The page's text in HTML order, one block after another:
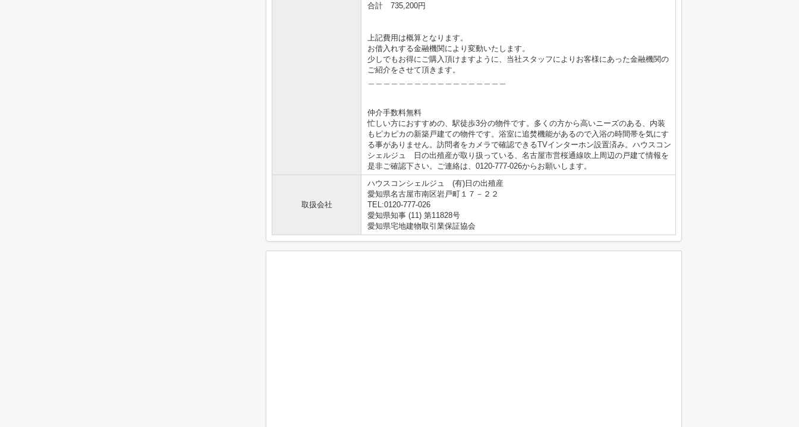
合計 735,200円
上記費用は概算となります。
お借入れする金融機関により変動いたします。
少しでもお得にご購入頂けますように、当社スタッフによりお客様にあった金融機関の
ご紹介をさせて頂きます。
仲介手数料無料
忙しい方におすすめの、駅徒歩3分の物件です。多くの方から高いニーズのある、内装
もピカピカの新築戸建ての物件です。浴室に追焚機能があるので入浴の時間帯を気にす
る事がありません。訪問者をカメラで確認できるTVインターホン設置済み。ハウスコン
シェルジュ 日の出殖産が取り扱っている、名古屋市営桜通線吹上周辺の戸建て情報を
是非ご確認下さい。ご連絡は、0120-777-026からお願いします。
取扱会社
ハウスコンシェルジュ (有)日の出殖産
愛知県名古屋市南区岩戸町１７－２２
TEL:0120-777-026
愛知県知事 (11) 第11828号
愛知県宅地建物取引業保証協会